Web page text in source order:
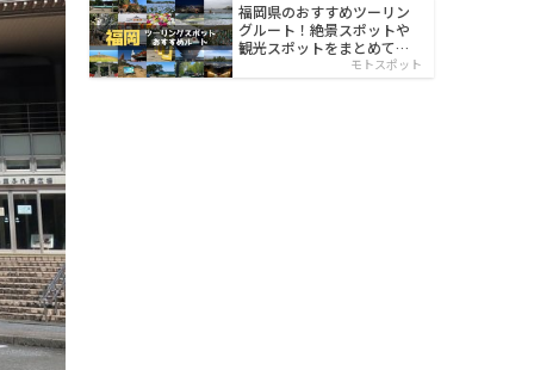
福岡県のおすすめツーリン
グルート！絶景スポットや
観光スポットをまとめて紹
モトスポット